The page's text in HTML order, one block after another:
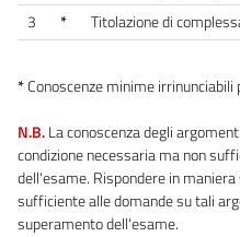
3
* Titolazione di
*Conoscenze minime
N.B.La conoscenza degli
condizione necessaria ma non
dell'esame. Rispondere in
sufficiente alle domande su tali
superamento dell'esame.